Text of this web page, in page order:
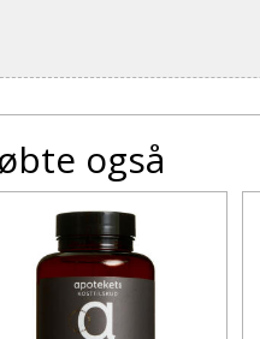
også